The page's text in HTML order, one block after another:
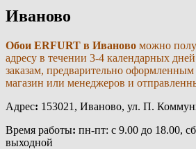
Иваново
Обои ERFURT в Иваново можно
адресу в течении 3-4 календарных
заказам, предварительно
магазин или менеджеров и
Адрес: 153021, Иваново, ул. П.
Время работы: пн-пт: с 9.00 до 18.00,
выходной